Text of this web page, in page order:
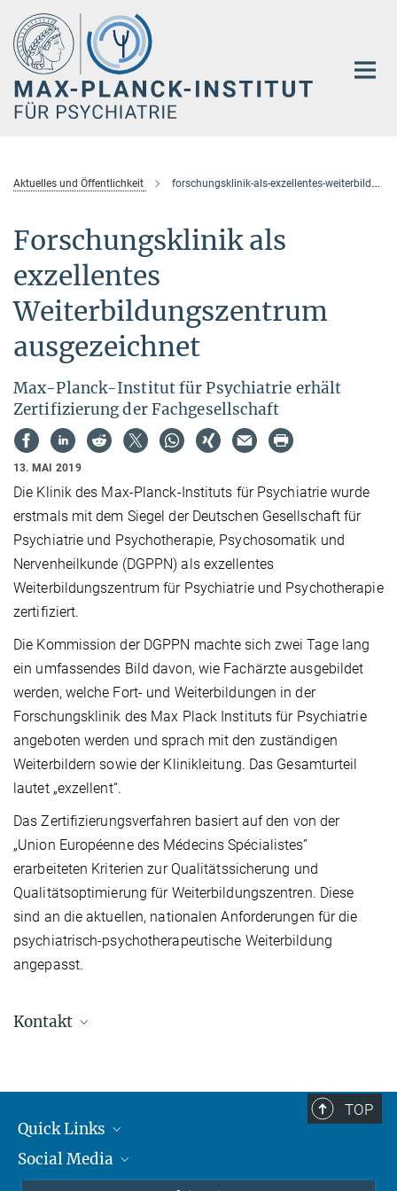
Hauptinhalt
Aktuelles und Öffentlichkeit forschungsklinik-als-exzellentes-weiterbildungszentrum-ausgezeichnet
Forschungsklinik als
exzellentes
Weiterbildungszentrum
ausgezeichnet
Max-Planck-Institut für Psychiatrie erhält
Zertifizierung der Fachgesellschaft
13. MAI 2019
Die Klinik des Max-Planck-Instituts für Psychiatrie wurde
erstmals mit dem Siegel der Deutschen Gesellschaft für
Psychiatrie und Psychotherapie, Psychosomatik und
Nervenheilkunde (DGPPN) als exzellentes
Weiterbildungszentrum für Psychiatrie und Psychotherapie
zertifiziert.
Die Kommission der DGPPN machte sich zwei Tage lang
ein umfassendes Bild davon, wie Fachärzte ausgebildet
werden, welche Fort- und Weiterbildungen in der
Forschungsklinik des Max Plack Instituts für Psychiatrie
angeboten werden und sprach mit den zuständigen
Weiterbildern sowie der Klinikleitung. Das Gesamturteil
lautet „exzellent“.
Das Zertifizierungsverfahren basiert auf den von der
„Union Européenne des Médecins Spécialistes”
erarbeiteten Kriterien zur Qualitätssicherung und
Qualitätsoptimierung für Weiterbildungszentren. Diese
sind an die aktuellen, nationalen Anforderungen für die
psychiatrisch-psychotherapeutische Weiterbildung
angepasst.
Kontakt
TOP
Quick Links
Student*innen/Wissenschaftler*innen
Social Media